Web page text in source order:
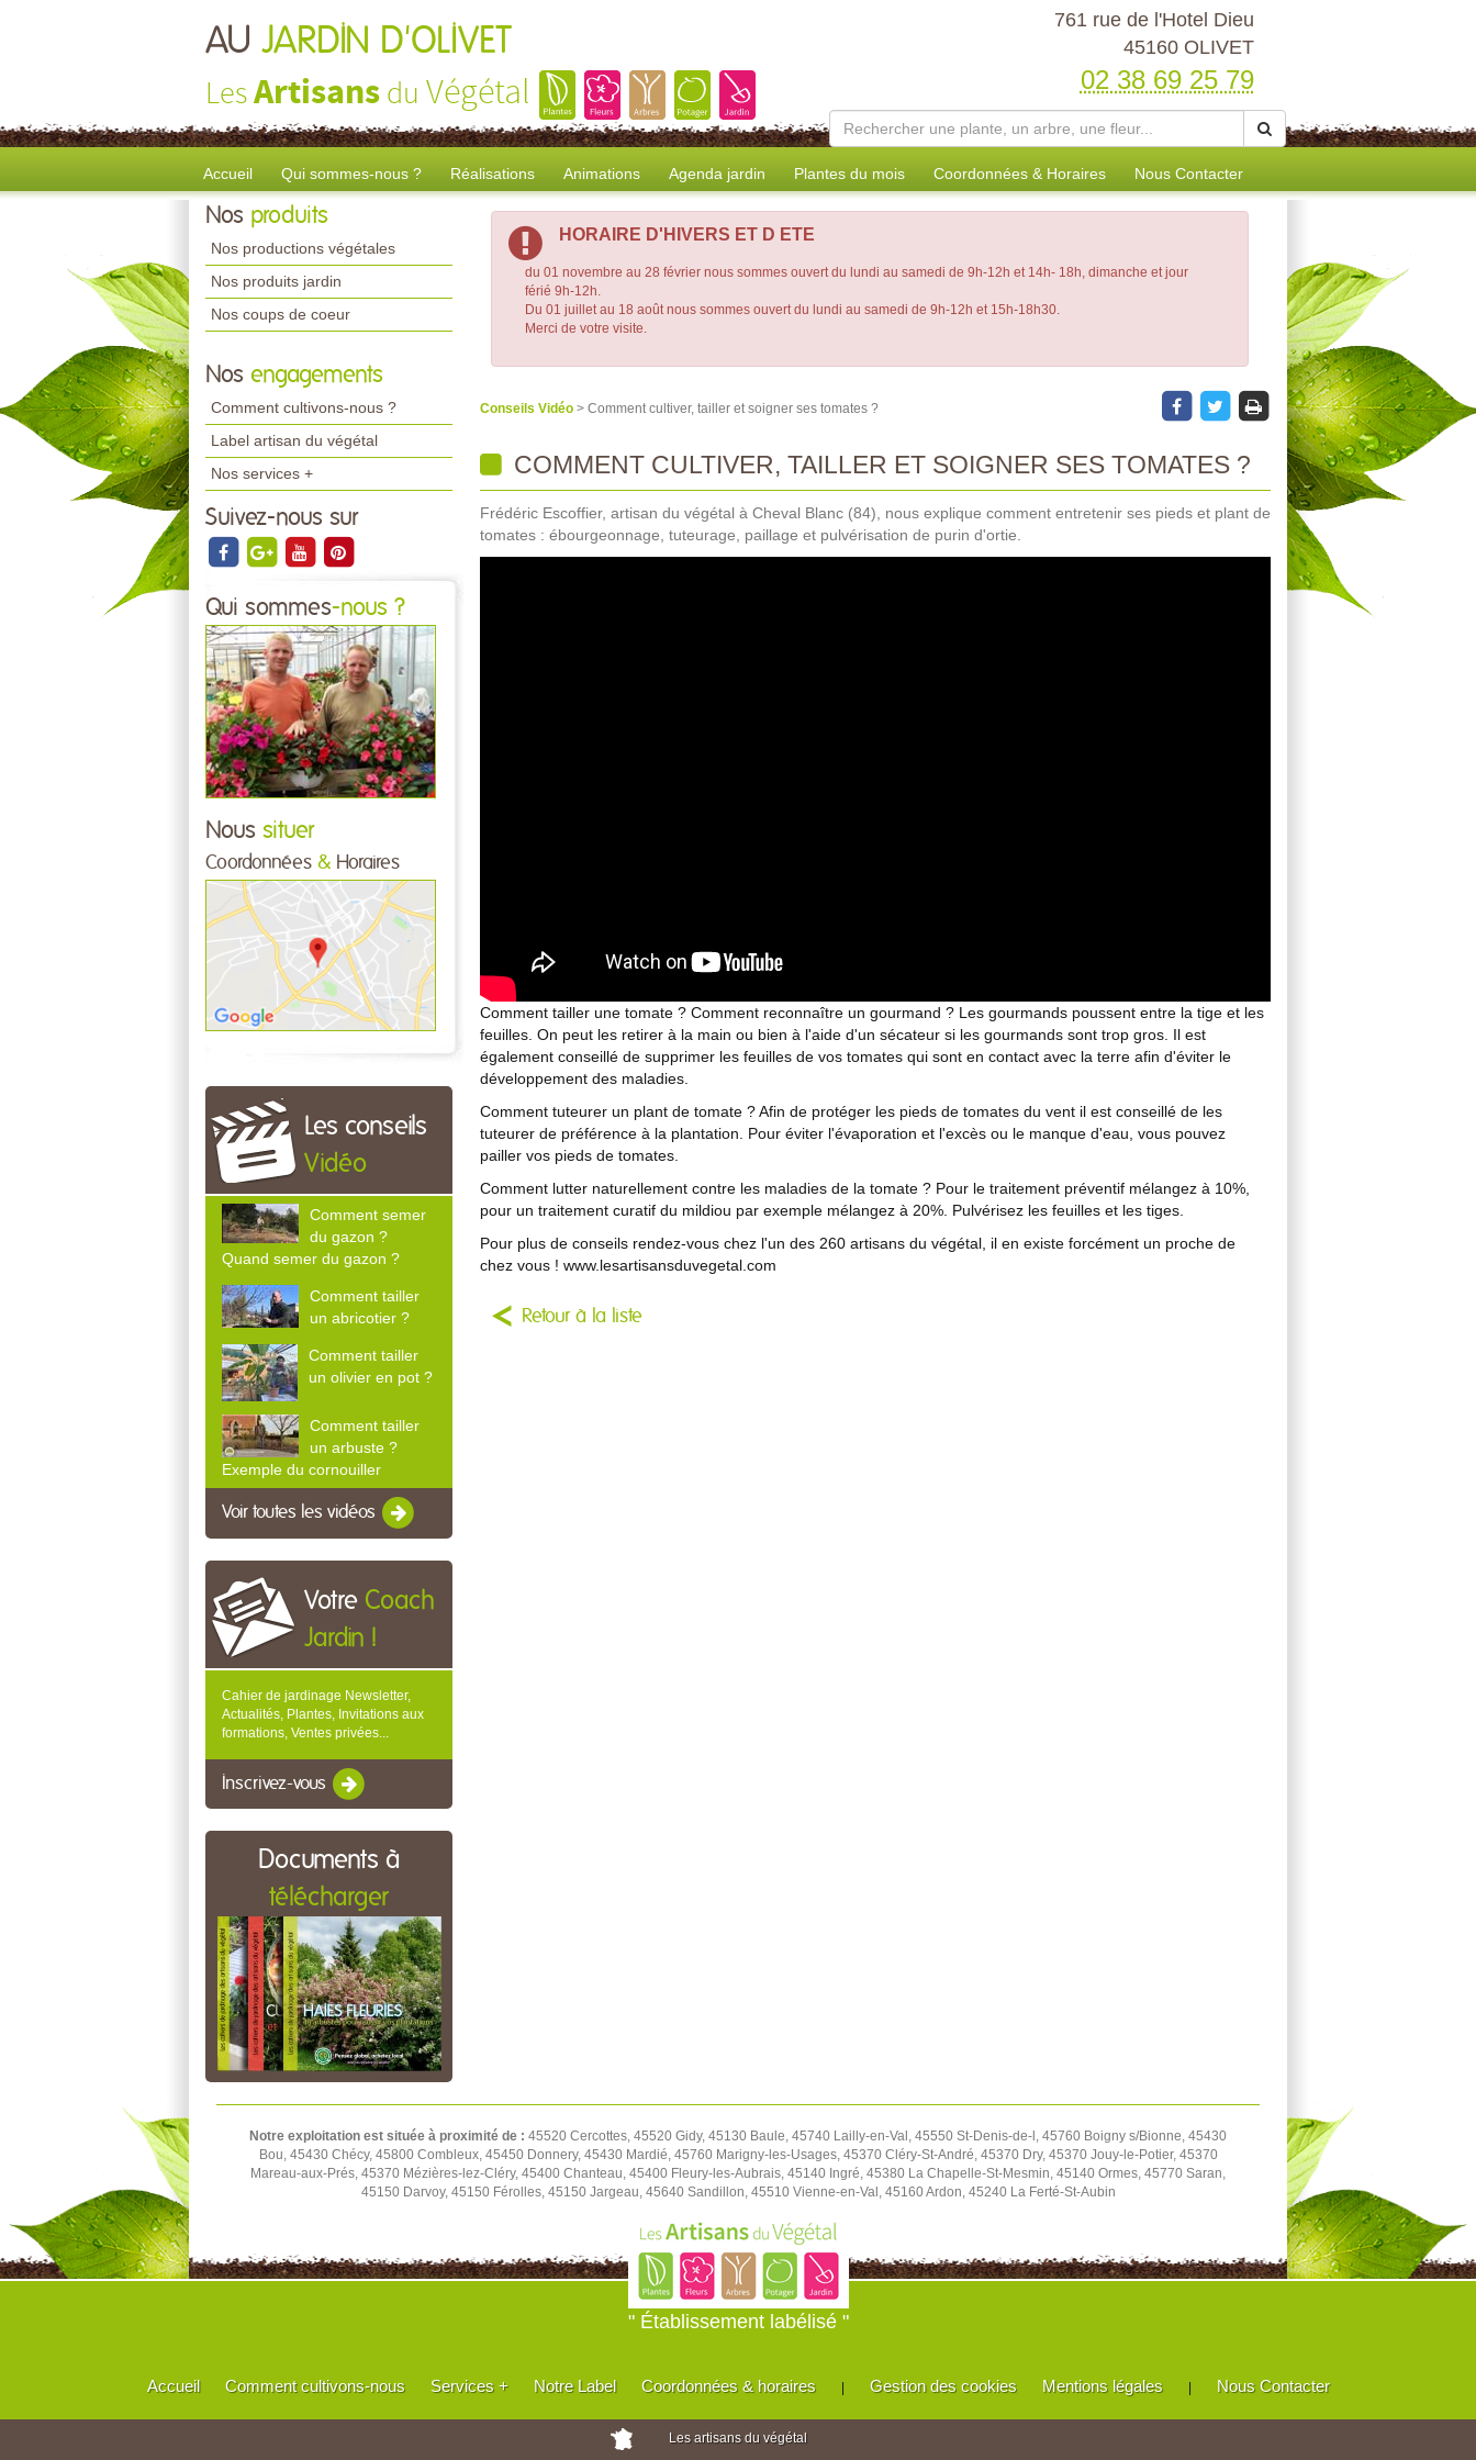
AU JARDIN D'OLIVET
LesArtisans du Végétal
761 rue de l'Hotel Dieu
45160 OLIVET
02 38 69 25 79
Accueil Qui sommes-nous ? Réalisations Animations Agenda jardin Plantes du mois Coordonnées & Horaires Nous Contacter
Nos produits
Nos productions végétales
Nos produits jardin
Nos coups de coeur
Nos engagements
Comment cultivons-nous ?
Label artisan du végétal
Nos services +
Suivez-nous sur
Qui sommes-nous ?
Nous situer
Coordonnées & Horaires
Les conseils
Vidéo
Comment semer
du gazon ?
Quand semer du gazon ?
Comment tailler
un abricotier ?
Comment tailler
un olivier en pot ?
Comment tailler
un arbuste ?
Exemple du cornouiller
Voir toutes les vidéos
Votre Coach
Jardin !
Cahier de jardinage Newsletter,
Actualités, Plantes, Invitations aux
formations, Ventes privées...
Inscrivez-vous
Documents à
télécharger
HORAIRE D'HIVERS ET D ETE
du 01 novembre au 28 février nous sommes ouvert du lundi au samedi de 9h-12h et 14h- 18h, dimanche et jour
férié 9h-12h.
Du 01 juillet au 18 août nous sommes ouvert du lundi au samedi de 9h-12h et 15h-18h30.
Merci de votre visite.
Conseils Vidéo > Comment cultiver, tailler et soigner ses tomates ?
COMMENT CULTIVER, TAILLER ET SOIGNER SES TOMATES ?
Frédéric Escoffier, artisan du végétal à Cheval Blanc (84), nous explique comment entretenir ses pieds et plant de
tomates : ébourgeonnage, tuteurage, paillage et pulvérisation de purin d'ortie.
Comment tailler une tomate ? Comment reconnaître un gourmand ? Les gourmands poussent entre la tige et les
feuilles. On peut les retirer à la main ou bien à l'aide d'un sécateur si les gourmands sont trop gros. Il est
également conseillé de supprimer les feuilles de vos tomates qui sont en contact avec la terre afin d'éviter le
développement des maladies.
Comment tuteurer un plant de tomate ? Afin de protéger les pieds de tomates du vent il est conseillé de les
tuteurer de préférence à la plantation. Pour éviter l'évaporation et l'excès ou le manque d'eau, vous pouvez
pailler vos pieds de tomates.
Comment lutter naturellement contre les maladies de la tomate ? Pour le traitement préventif mélangez à 10%,
pour un traitement curatif du mildiou par exemple mélangez à 20%. Pulvérisez les feuilles et les tiges.
Pour plus de conseils rendez-vous chez l'un des 260 artisans du végétal, il en existe forcément un proche de
chez vous ! www.lesartisansduvegetal.com
Retour à la liste
Notre exploitation est située à proximité de : 45520 Cercottes, 45520 Gidy, 45130 Baule, 45740 Lailly-en-Val, 45550 St-Denis-de-l, 45760 Boigny s/Bionne, 45430
Bou, 45430 Chécy, 45800 Combleux, 45450 Donnery, 45430 Mardié, 45760 Marigny-les-Usages, 45370 Cléry-St-André, 45370 Dry, 45370 Jouy-le-Potier, 45370
Mareau-aux-Prés, 45370 Mézières-lez-Cléry, 45400 Chanteau, 45400 Fleury-les-Aubrais, 45140 Ingré, 45380 La Chapelle-St-Mesmin, 45140 Ormes, 45770 Saran,
45150 Darvoy, 45150 Férolles, 45150 Jargeau, 45640 Sandillon, 45510 Vienne-en-Val, 45160 Ardon, 45240 La Ferté-St-Aubin
" Établissement labélisé "
Accueil Comment cultivons-nous Services + Notre Label Coordonnées & horaires Gestion des cookies Mentions légales Nous Contacter
Les artisans du végétal